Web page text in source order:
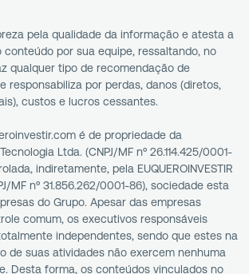
pela qualidade da informação e atesta a
por sua equipe, ressaltando, no
qualquer tipo de recomendação de
responsabiliza por perdas, danos (diretos,
custos e lucros cessantes.
é de propriedade da
Tecnologia Ltda. (CNPJ/MF nº 26.114.425/0001-
indiretamente, pela EUQUEROINVESTIR
MF nº 31.856.262/0001-86), sociedade esta
do Grupo. Apesar das empresas
comum, os executivos responsáveis
independentes, sendo que estes na
de suas atividades não exercem nenhuma
Desta forma, os conteúdos vinculados no